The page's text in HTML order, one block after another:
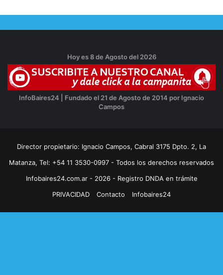
Hoy es 8 de Agosto del 2026
InfoBaires24 | Fundado el 21 de Agosto de 2014 por Ignacio
Campos
Director propietario: Ignacio Campos, Cabral 3175 Dpto. 2, La
Matanza, Tel: +54 11 3530-0997 - Todos los derechos reservados
Infobaires24.com.ar - 2026 - Registro DNDA en trámite
PRIVACIDAD
Contacto Infobaires24